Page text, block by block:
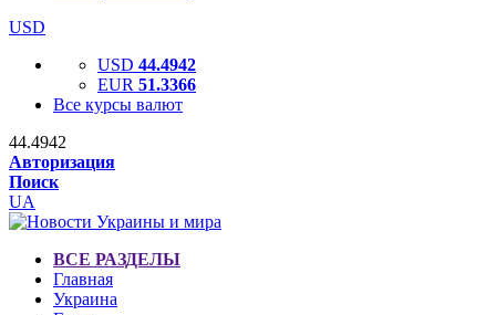
USD
USD 44.4942
EUR 51.3366
Все курсы валют
44.4942
Авторизация
Поиск
UA
ВСЕ РАЗДЕЛЫ
Главная
Украина